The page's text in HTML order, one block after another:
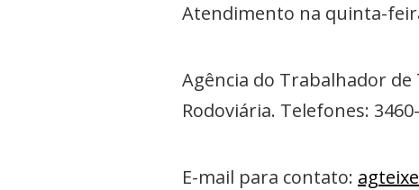
Atendimento na quinta-
Agência do Trabalhador de
Rodoviária. Telefones:
E-mail para contato: